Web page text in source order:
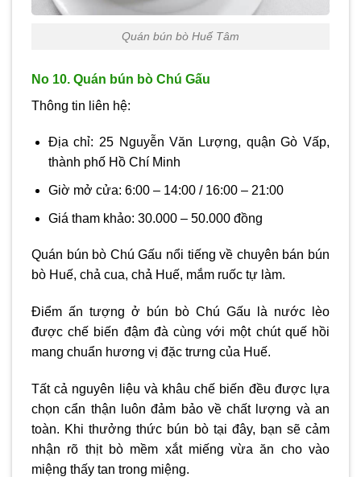
Quán bún bò Huế Tâm
No 10. Quán bún bò Chú Gấu
Thông tin liên hệ:
Địa chỉ: 25 Nguyễn Văn Lượng, quận Gò Vấp,
thành phố Hồ Chí Minh
Giờ mở cửa: 6:00 – 14:00 / 16:00 – 21:00
Giá tham khảo: 30.000 – 50.000 đồng
Quán bún bò Chú Gấu nổi tiếng về chuyên bán bún
bò Huế, chả cua, chả Huế, mắm ruốc tự làm.
Điểm ấn tượng ở bún bò Chú Gấu là nước lèo
được chế biến đậm đà cùng với một chút quế hồi
mang chuẩn hương vị đặc trưng của Huế.
Tất cả nguyên liệu và khâu chế biến đều được lựa
chọn cẩn thận luôn đảm bảo về chất lượng và an
toàn. Khi thưởng thức bún bò tại đây, bạn sẽ cảm
nhận rõ thịt bò mềm xắt miếng vừa ăn cho vào
miệng thấy tan trong miệng.